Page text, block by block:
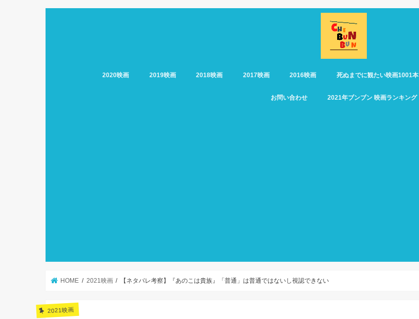
2020映画 2019映画 2018映画 2017映画 2016映画 死ぬまでに観たい映画1001本
お問い合わせ 2021年ブンブン 映画ランキング
HOME 2021映画 【ネタバレ考察】『あのこは貴族』「普通」は普通ではないし視認できない
2021映画